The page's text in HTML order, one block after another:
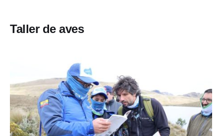
Taller de aves